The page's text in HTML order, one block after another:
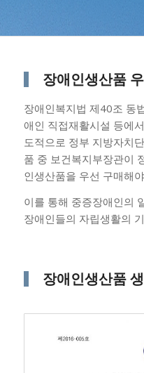
장애인생산품
장애인복지법 제40조 동
애인 직접재활시설 등에
도적으로 정부 지방자치
품 중 보건복지부장관이
인생산품을 우선 구매해
이를 통해 중증장애인의
장애인들의 자립생활의
장애인생산품